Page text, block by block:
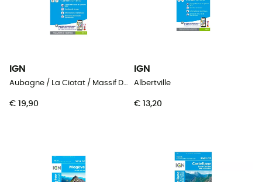
IGN
Aubagne / La Ciotat / Massif De La Sainte Baume
€ 19,90
IGN
Albertville
€ 13,20